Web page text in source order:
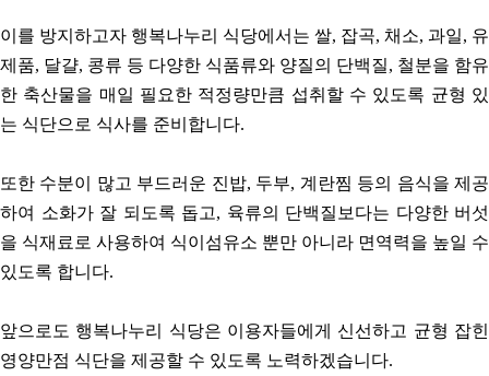
이를 방지하고자 행복나누리 식당에서는 쌀, 잡곡, 채소, 과일, 유
제품, 달걀, 콩류 등 다양한 식품류와 양질의 단백질, 철분을 함유
한 축산물을 매일 필요한 적정량만큼 섭취할 수 있도록 균형 있
는 식단으로 식사를 준비합니다.
또한 수분이 많고 부드러운 진밥, 두부, 계란찜 등의 음식을 제공
하여 소화가 잘 되도록 돕고, 육류의 단백질보다는 다양한 버섯
을 식재료로 사용하여 식이섬유소 뿐만 아니라 면역력을 높일 수
있도록 합니다.
앞으로도 행복나누리 식당은 이용자들에게 신선하고 균형 잡힌
영양만점 식단을 제공할 수 있도록 노력하겠습니다.